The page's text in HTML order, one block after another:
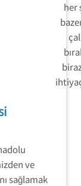
her
ve
sağlamak